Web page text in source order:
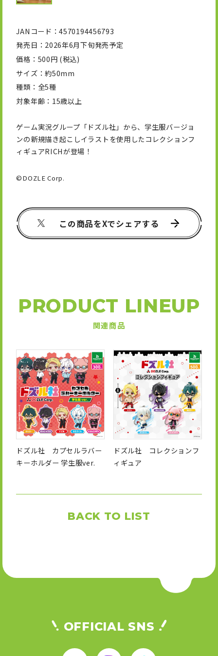
JANコード
4570194456793
発売日
2026年6月下旬発売予定
価格
500円 (税込)
サイズ
約50mm
種類
全5種
対象年齢
15歳以上
ゲーム実況グループ「ドズル社」から、学生服バージョ
ンの新規描き起こしイラストを使用したコレクションフ
ィギュアRICHが登場！
©DOZLE Corp.
この商品をXでシェアする
PRODUCT LINEUP
関連商品
ドズル社 カプセルラバー
キーホルダー 学生服ver.
ドズル社 コレクションフ
ィギュア
BACK TO LIST
OFFICIAL SNS